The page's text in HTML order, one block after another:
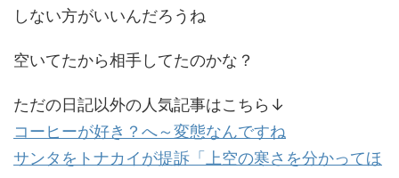
しない方がいいんだろうね
空いてたから相手してたのかな？
ただの日記以外の人気記事はこちら↓
コーヒーが好き？へ～変態なんですね
サンタをトナカイが提訴「上空の寒さを分かってほ